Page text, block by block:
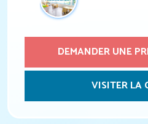
DEMANDER UNE
VISITER LA